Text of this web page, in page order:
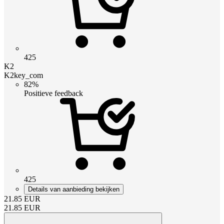
425
K2
K2key_com
82%
Positieve feedback
425
Details van aanbieding bekijken
21.85 EUR
21.85 EUR